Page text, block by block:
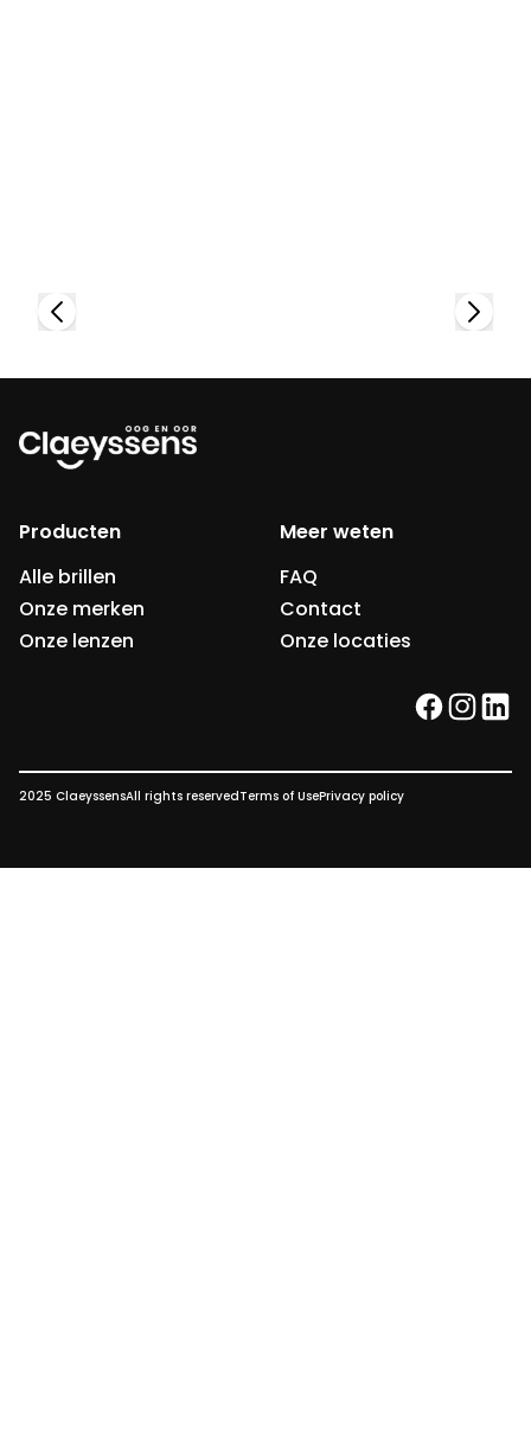
Producten
Alle brillen
Onze merken
Onze lenzen
Meer weten
FAQ
Contact
Onze locaties
facebook
2025 ClaeyssensAll rights reservedTerms of UsePrivacy policy